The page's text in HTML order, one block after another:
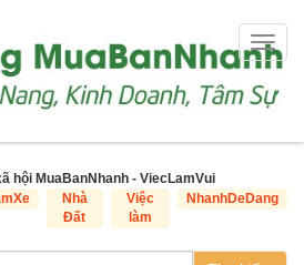
hội MuaBanNhanh - ViecLamVui
Nhà
Đất
Việc
làm
NhanhDeDang